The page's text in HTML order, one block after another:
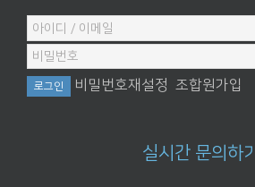
비밀번호재설정 조합원가입
실시간 문의하기